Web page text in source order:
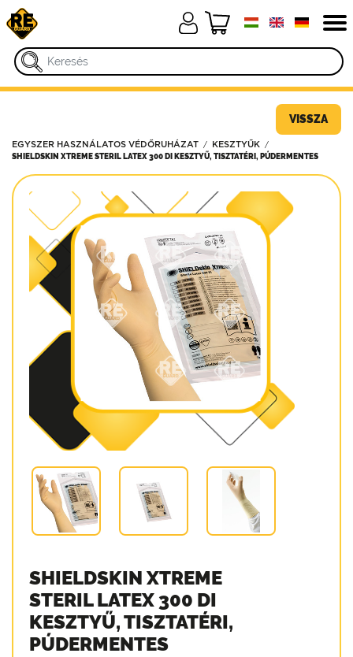
VISSZA
EGYSZER HASZNÁLATOS VÉDŐRUHÁZAT
KESZTYŰK
SHIELDSKIN XTREME STERIL LATEX 300 DI KESZTYŰ, TISZTATÉRI, PÚDERMENTES
SHIELDSKIN XTREME
STERIL LATEX 300 DI
KESZTYŰ, TISZTATÉRI,
PÚDERMENTES